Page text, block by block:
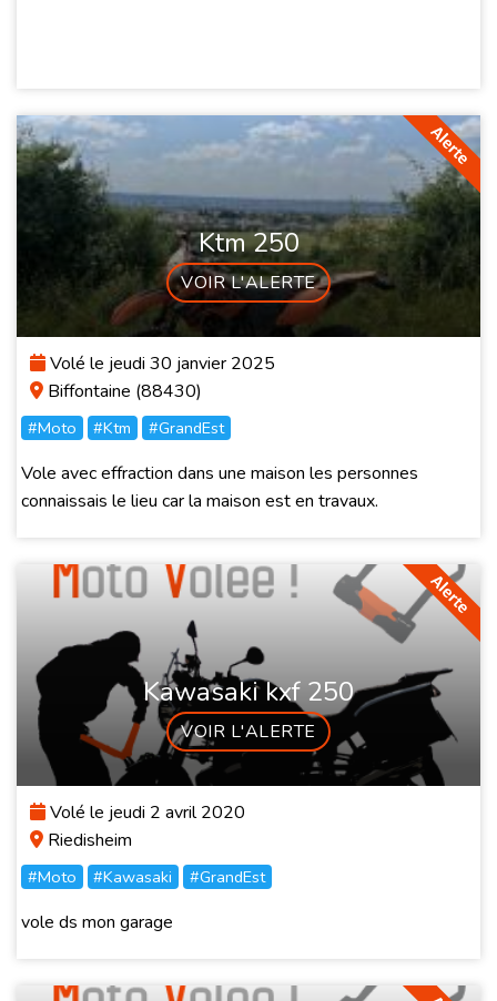
Ktm 250
VOIR L'ALERTE
Volé le jeudi 30 janvier 2025
Biffontaine (88430)
#Moto #Ktm #GrandEst
Vole avec effraction dans une maison les personnes
connaissais le lieu car la maison est en travaux.
Kawasaki kxf 250
VOIR L'ALERTE
Volé le jeudi 2 avril 2020
Riedisheim
#Moto #Kawasaki #GrandEst
vole ds mon garage